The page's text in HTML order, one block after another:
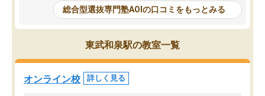
と相談すると、他の先生も紹介してく
ださり、客観的なアドバイスもいただ
くことができました（志望理由・自己
PR等の添削において）。そして、なに
より自習室が解放されている点がよか
ったです。友達と好きな時間に自習
し、お互いを高めあえる環境がありま
で、AO入試を改めて知
それに対しての具体的な
ことでした。更に子供の
る適正等についても詳し
でき、メンターの方々も
けてらっしゃいますので
総合型選抜専門塾AOIの口コミをもっとみる
東武和泉駅の教室一覧
オンライン校 詳しく見る